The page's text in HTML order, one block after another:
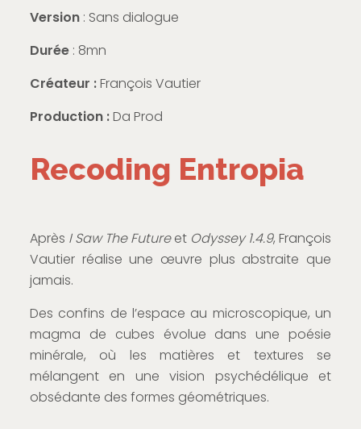
Version : Sans dialogue
Durée: 8mn
Créateur :François Vautier
Production :Da Prod
Recoding Entropia
Après I Saw The Futureet Odyssey 1.4.9, François
Vautier réalise une œuvre plus abstraite que
jamais.
Des confins de l’espace au microscopique, un
magma de cubes évolue dans une poésie
minérale, où les matières et textures se
mélangent en une vision psychédélique et
obsédante des formes géométriques.